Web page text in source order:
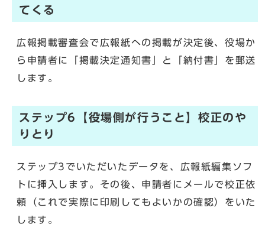
てくる
広報掲載審査会で広報紙への掲載が決定後、役場か
ら申請者に「掲載決定通知書」と「納付書」を郵送
します。
ステップ6【役場側が行うこと】校正のや
りとり
ステップ3でいただいたデータを、広報紙編集ソフ
トに挿入します。その後、申請者にメールで校正依
頼（これで実際に印刷してもよいかの確認）をいた
します。